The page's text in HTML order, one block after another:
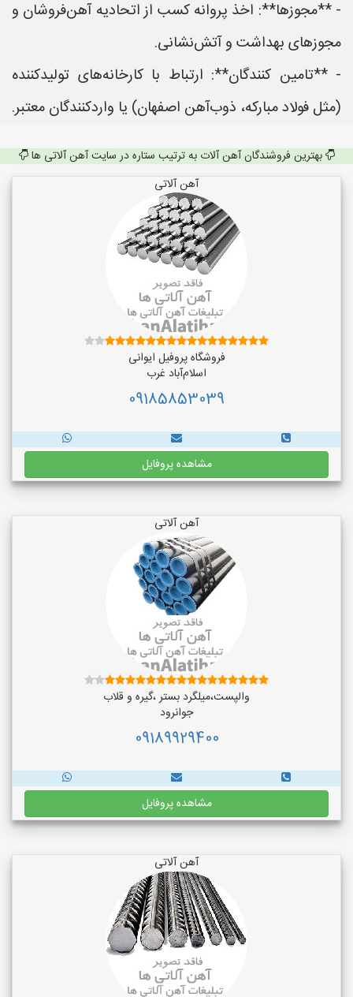
- **مجوزها**: اخذ پروانه کسب از اتحادیه آهن‌فروشان و
مجوزهای بهداشت و آتش‌نشانی.
- **تامین کنندگان**: ارتباط با کارخانه‌های تولیدکننده
(مثل فولاد مبارکه، ذوب‌آهن اصفهان) یا واردکنندگان معتبر.
بهترین فروشندگان آهن آلات به ترتیب ستاره در سایت آهن آلاتی ها
آهن آلاتی
فروشگاه پروفیل ایوانی
اسلام‌آباد غرب
09185853039
مشاهده پروفایل
آهن آلاتی
والپست،میلگرد بستر ،گیره و قلاب
جوانرود
09189929400
مشاهده پروفایل
آهن آلاتی